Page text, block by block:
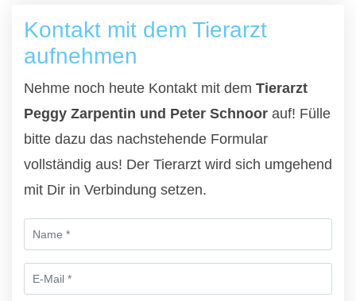
Kontakt mit dem Tierarzt
aufnehmen
Nehme noch heute Kontakt mit dem Tierarzt
Peggy Zarpentin und Peter Schnoor auf! Fülle
bitte dazu das nachstehende Formular
vollständig aus! Der Tierarzt wird sich umgehend
mit Dir in Verbindung setzen.